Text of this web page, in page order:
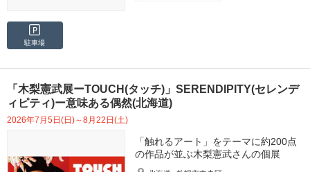
駐車場
「木梨憲武展ーTOUCH(タッチ)」SERENDIPITY(セレンデ
ィピティ)ー意味ある偶然(北海道)
2026年7月5日(日)～8月22日(土)
「触れるアート」をテーマに約200点
の作品が並ぶ木梨憲武さんの個展